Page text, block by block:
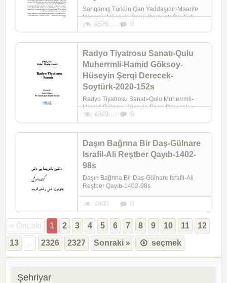
Sarıqamış Türkün Qan Yaddaşıdır-Maarife
Hacıyev-Hüseyin Şerqi Derecek-Soytürk-
Ebced-2020-9s
4526 0
Radyo Tiyatrosu Sanatı-Qulu
Muherrmli-Hamid Göksoy-
Hüseyin Şerqi Derecek-
Soytürk-2020-152s
Radyo Tiyatrosu Sanatı-Qulu Muherrmli-
Hamid Göksoy-Hüseyin Şerqi Derecek-
Soytürk-2020-152s
4349 0
Daşın Bağrına Bir Daş-Gülnare
Israfil-Ali Reştber Qayıb-1402-
98s
Daşın Bağrına Bir Daş-Gülnare Israfil-Ali
Reştber Qayıb-1402-98s
4800 0
« Önceki 1 2 3 4 5 6 7 8 9 10 11
12
13
... 2326 2327 Sonraki » seçmek
Şehriyar